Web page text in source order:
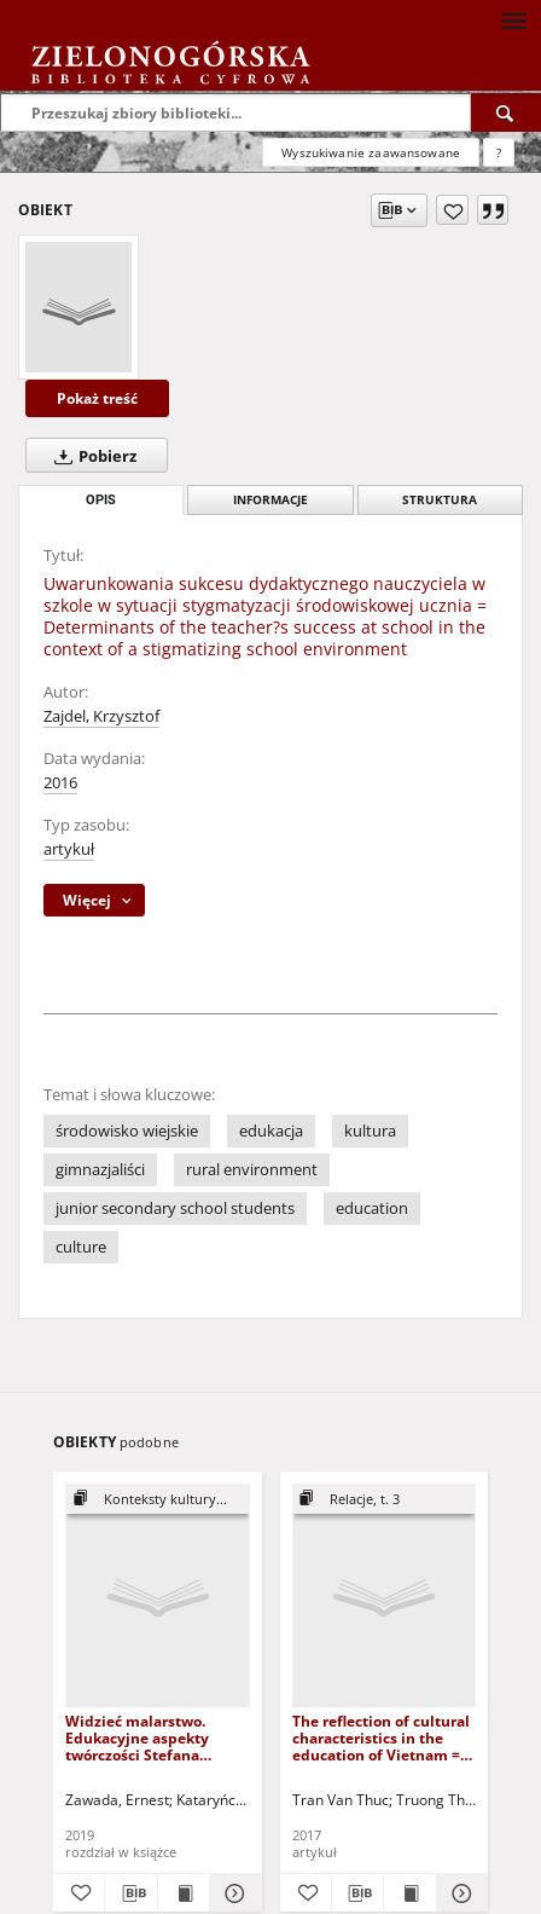
Wyszukiwanie zaawansowane ?
OBIEKT
Pokaż treść
Pobierz
OPIS INFORMACJE STRUKTURA
Tytuł:
Uwarunkowania sukcesu dydaktycznego nauczyciela w
szkole w sytuacji stygmatyzacji środowiskowej ucznia =
Determinants of the teacher?s success at school in the
context of a stigmatizing school environment
Autor:
Zajdel, Krzysztof
Data wydania:
2016
Typ zasobu:
artykuł
Więcej
Temat i słowa kluczowe:
środowisko wiejskie
edukacja
kultura
gimnazjaliści
rural environment
junior secondary school students
education
culture
OBIEKTY podobne
Konteksty kultury...
Widzieć malarstwo.
Edukacyjne aspekty
twórczości Stefana
aspects of the art of
Zawada, Ernest Kataryńczuk-Mania, Lidia - red. nauk. Mania,
2019
rozdział w książce
Relacje, t. 3
The reflection of cultural
characteristics in the
education of Vietnam =
kulturowej w edukacji w
Tran Van Thuc Truong Thuy Dung
2017
artykuł